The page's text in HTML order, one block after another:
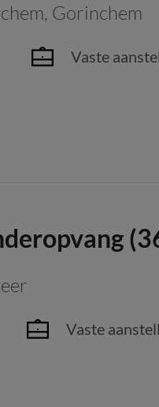
, Gorinchem
Vaste
Vaste